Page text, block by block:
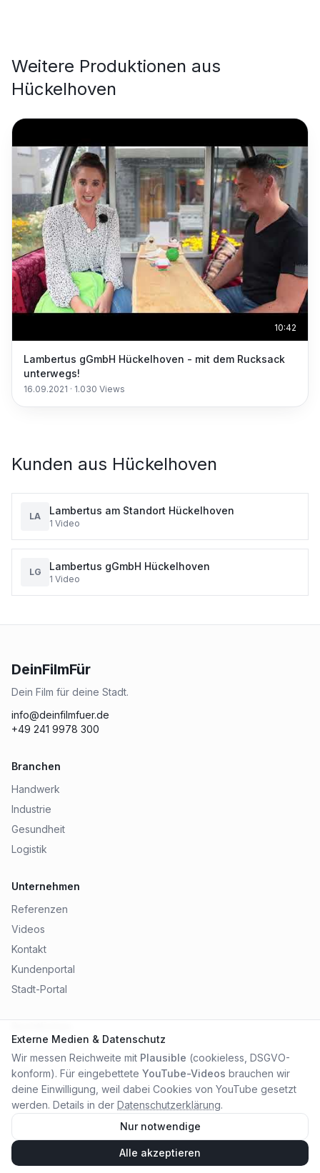
Weitere Produktionen aus
Hückelhoven
10:42
Lambertus gGmbH Hückelhoven - mit dem Rucksack
unterwegs!
16.09.2021 · 1.030 Views
Kunden aus Hückelhoven
LA Lambertus am Standort Hückelhoven
1 Video
LG Lambertus gGmbH Hückelhoven
1 Video
DeinFilmFür
Dein Film für deine Stadt.
info@deinfilmfuer.de
+49 241 9978 300
Branchen
Handwerk
Industrie
Gesundheit
Logistik
Unternehmen
Referenzen
Videos
Kontakt
Kundenportal
Stadt-Portal
Datenschutz
AGB
City Online Medien OHG . Alle Rechte vorbehalten.
Externe Medien & Datenschutz
Wir messen Reichweite mit Plausible (cookieless, DSGVO-
konform). Für eingebettete YouTube-Videos brauchen wir
deine Einwilligung, weil dabei Cookies von YouTube gesetzt
werden. Details in der Datenschutzerklärung.
Nur notwendige
Alle akzeptieren